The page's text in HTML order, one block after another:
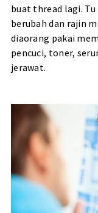
buat thread lagi.
berubah dan rajin
diaorang pakai
pencuci, toner,
jerawat.